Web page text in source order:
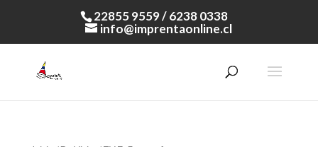
22855 9559 / 6238 0338
info@imprentaonline.cl